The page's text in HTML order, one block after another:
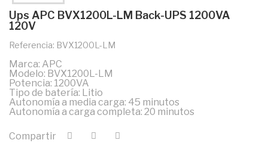
Ups APC BVX1200L-LM Back-UPS 1200VA
120V
Referencia: BVX1200L-LM
Marca: APC
Modelo: BVX1200L-LM
Potencia: 1200VA
Tipo de batería: Litio
Autonomía a media carga: 45 minutos
Autonomía a carga completa: 20 minutos
Compartir